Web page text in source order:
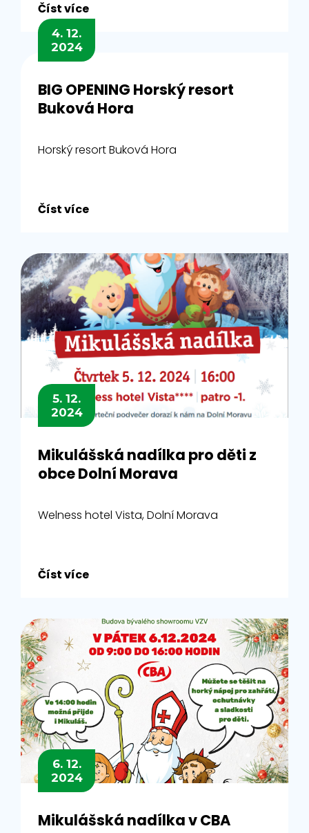
Číst více
4. 12.
2024
BIG OPENING Horský resort
Buková Hora
Horský resort Buková Hora
Číst více
5. 12.
2024
Mikulášská nadílka pro děti z
obce Dolní Morava
Welness hotel Vista, Dolní Morava
Číst více
6. 12.
2024
Mikulášská nadílka v CBA